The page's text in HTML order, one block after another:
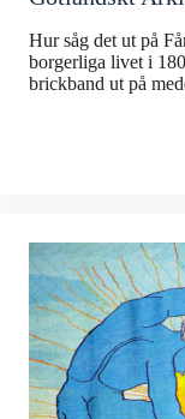
Hur såg det ut på
borgerliga livet i
brickband ut på